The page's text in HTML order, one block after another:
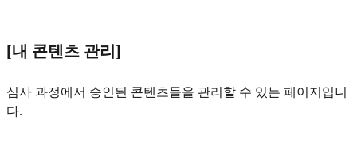
[내 콘텐츠 관리]
심사 과정에서 승인된 콘텐츠들을 관리할 수 있는 페이지입니
다.